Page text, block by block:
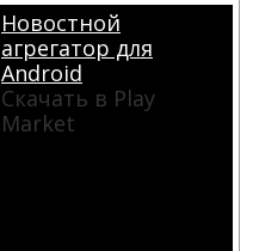
Новостной
агрегатор для
Android
Скачать в Play
Market